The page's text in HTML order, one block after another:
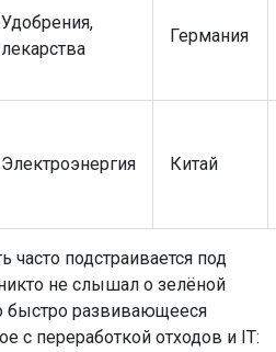
Удобрения,
лекарства
Германия
Электроэнергия Китай
подстраивается под
не слышал о зелёной
быстро развивающееся
с переработкой отходов и IT: